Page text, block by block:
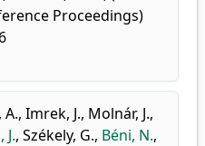
Proceedings)
A., Imrek, J., Molnár, J.,
J., Székely, G., Béni, N.,